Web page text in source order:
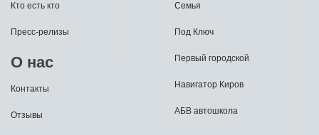
Кто есть кто
Пресс-релизы
О нас
Контакты
Отзывы
Семья
Под Ключ
Первый городской
Навигатор Киров
АБВ автошкола